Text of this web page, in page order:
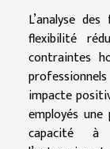
L’analyse
flexibilité
contraintes
impacte
employés
capacité à